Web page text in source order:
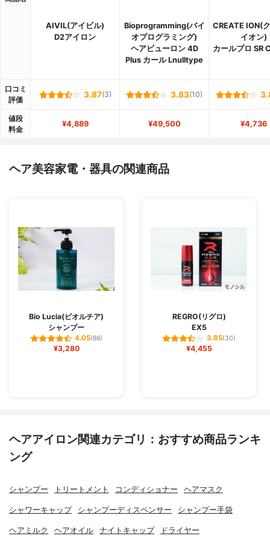
AIVIL(アイビル)
D2アイロン
Bioprogramming(バイ
オプログラミング)
ヘアビューロン 4D
Plus カール Lnulltype
CREATE ION(
イオン)
カールプロ SR
口コミ
評価
3.87(3) 3.83(10)
値段
料金
¥4,889 ¥49,500 ¥4,736
ヘア美容家電・器具の関連商品
Bio Lucia(ビオルチア)
シャンプー
4.05(86)
¥3,280
REGRO(リグロ)
EX5
3.85(30)
¥4,455
ヘアアイロン関連カテゴリ：おすすめ商品ランキ
ング
シャンプー トリートメント コンディショナー ヘアマスク
シャワーキャップ シャンプーディスペンサー シャンプー手袋
ヘアミルク ヘアオイル ナイトキャップ ドライヤー